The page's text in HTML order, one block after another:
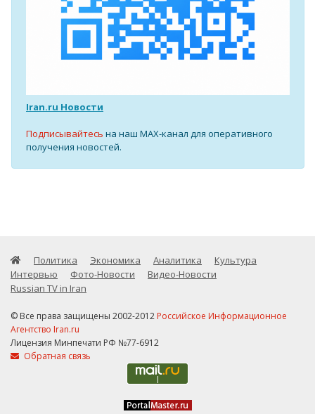
Iran.ru Новости
Подписывайтесь на наш MAX-канал для оперативного
получения новостей.
Политика Экономика Аналитика
Культура
Интервью
Фото-Новости
Видео-Новости
Russian TV in Iran
© Все права защищены 2002-2012 Российское Информационное
Агентство Iran.ru
Лицензия Минпечати РФ №77-6912
Обратная связь